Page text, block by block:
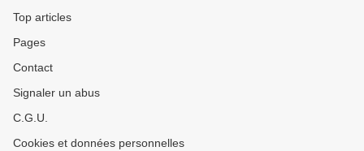
Top articles
Pages
Contact
Signaler un abus
C.G.U.
Cookies et données personnelles